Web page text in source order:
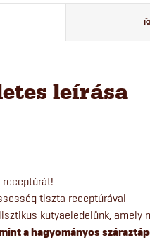
leírása
tiszta receptúrával
kutyaeledelünk,
a hagyományos